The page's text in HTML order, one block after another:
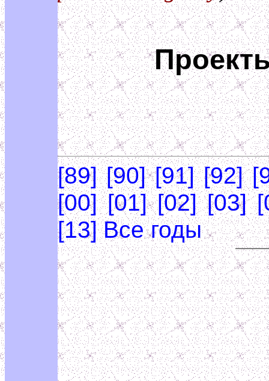
[89] [90] [91] [92]
[00] [01] [02] [03]
[13] Все годы